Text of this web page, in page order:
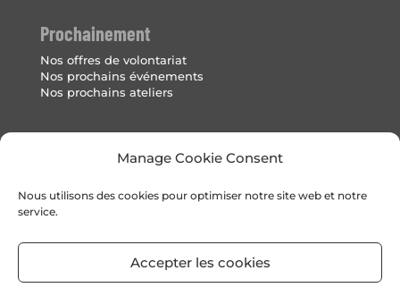
Manage Cookie Consent
Nous utilisons des cookies pour optimiser notre site web et notre
service.
Accepter les cookies
Prochainement
Nos offres de volontariat
Nos prochains événements
Nos prochains ateliers
Politique de cookies (UE)